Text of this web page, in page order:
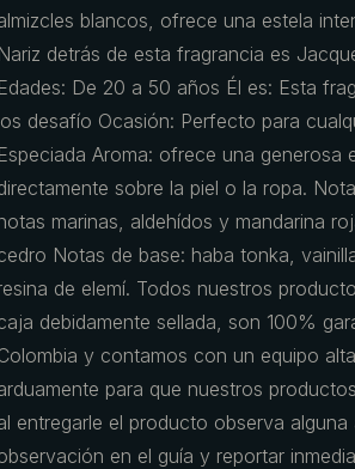
blancos, ofrece una estela
Nariz detrás de esta fragrancia es
Edades: De 20 a 50 años Él es: Esta
desafío Ocasión: Perfecto para
Especiada Aroma: ofrece una generosa
sobre la piel o la ropa.
marinas, aldehídos y mandarina
Notas de base: haba tonka,
de elemí. Todos nuestros
debidamente sellada, son 100%
y contamos con un equipo
para que nuestros
entregarle el producto observa
en el guía y reportar